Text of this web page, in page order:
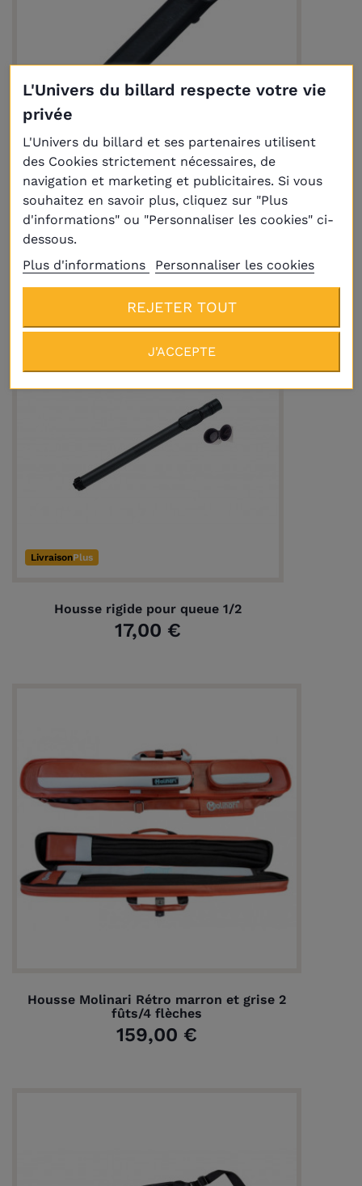
Etui tube Laperti triangulaire noir 1 fût /
2 flèches
LivraisonPlus
Housse rigide pour queue 1/2
17,00 €
Housse Molinari Rétro marron et grise 2
fûts/4 flèches
159,00 €
L'Univers du billard respecte votre vie
privée
L'Univers du billard et ses partenaires utilisent
des Cookies strictement nécessaires, de
navigation et marketing et publicitaires. Si vous
souhaitez en savoir plus, cliquez sur "Plus
d'informations" ou "Personnaliser les cookies" ci-
dessous.
Plus d'informations
Personnaliser les cookies
REJETER TOUT
J'ACCEPTE